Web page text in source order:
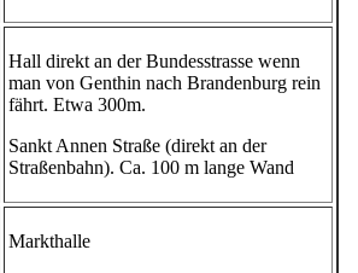
Hall direkt an der Bundesstrasse wenn
man von Genthin nach Brandenburg rein
fährt. Etwa 300m.
Sankt Annen Straße (direkt an der
Straßenbahn). Ca. 100 m lange Wand
Markthalle